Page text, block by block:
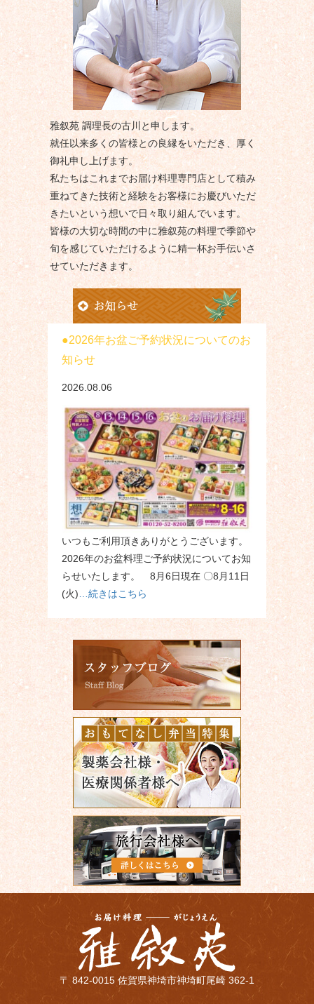
雅叙苑 調理長の古川と申します。
就任以来多くの皆様との良縁をいただき、厚く
御礼申し上げます。
私たちはこれまでお届け料理専門店として積み
重ねてきた技術と経験をお客様にお慶びいただ
きたいという想いで日々取り組んでいます。
皆様の大切な時間の中に雅叙苑の料理で季節や
旬を感じていただけるように精一杯お手伝いさ
せていただきます。
2026年お盆ご予約状況についてのお
知らせ
2026.08.06
いつもご利用頂きありがとうございます。
2026年のお盆料理ご予約状況についてお知
らせいたします。 8月6日現在 〇8月11日
(火) …続きはこちら
〒 842-0015 佐賀県神埼市神埼町尾崎 362-1